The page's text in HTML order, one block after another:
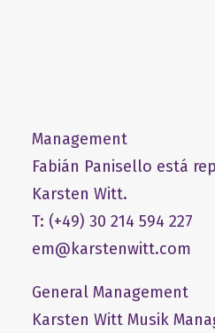
Management
Fabián Panisello está
Karsten Witt.
T: (+49) 30 214 594 227
em@karstenwitt.com
General Management
​Karsten Witt Musik